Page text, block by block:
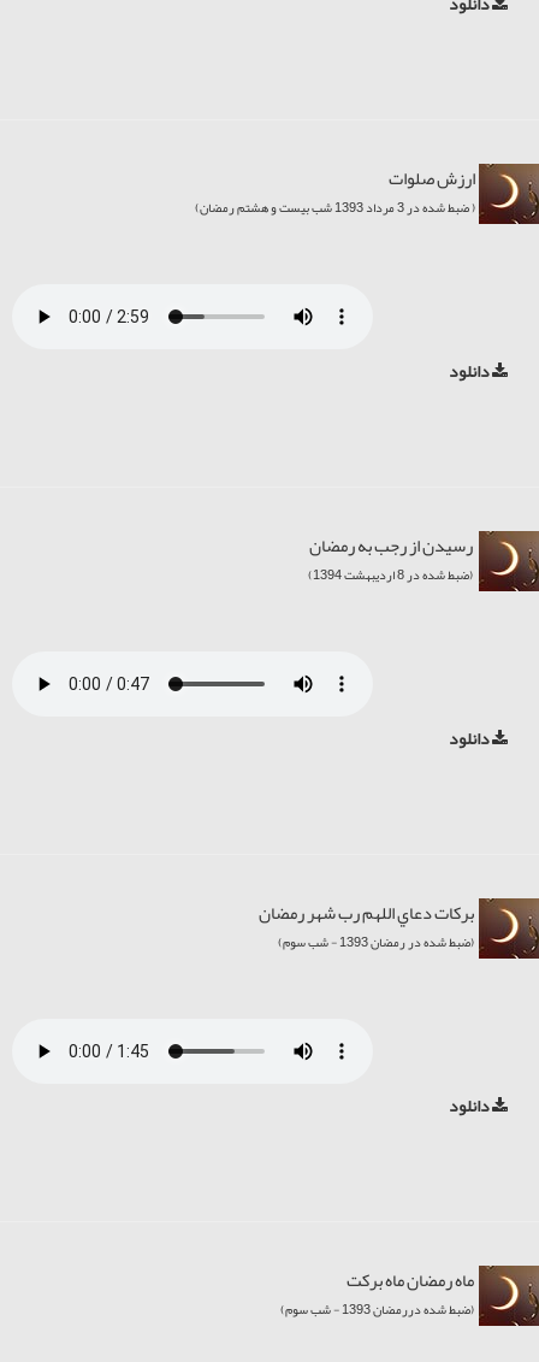
ارزش صلوات
( ضبط شده در 3 مرداد 1393 شب بیست و هشتم رمضان)
دانلود
رسیدن از رجب به رمضان
(ضبط شده در 8 اردیبهشت 1394)
دانلود
برکات دعاي اللهم رب شهر رمضان
(ضبط شده در رمضان 1393 - شب سوم)
دانلود
ماه رمضان ماه برکت
(ضبط شده دررمضان 1393 - شب سوم)